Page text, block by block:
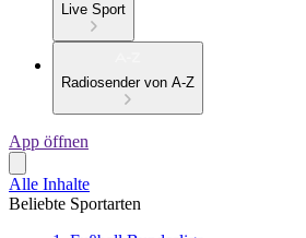
Live Sport
Radiosender von A-Z
App öffnen
Alle Inhalte
Beliebte Sportarten